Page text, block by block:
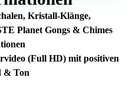
Kristall-Klänge,
Planet Gongs & Chimes
(Full HD) mit positiven
& Ton